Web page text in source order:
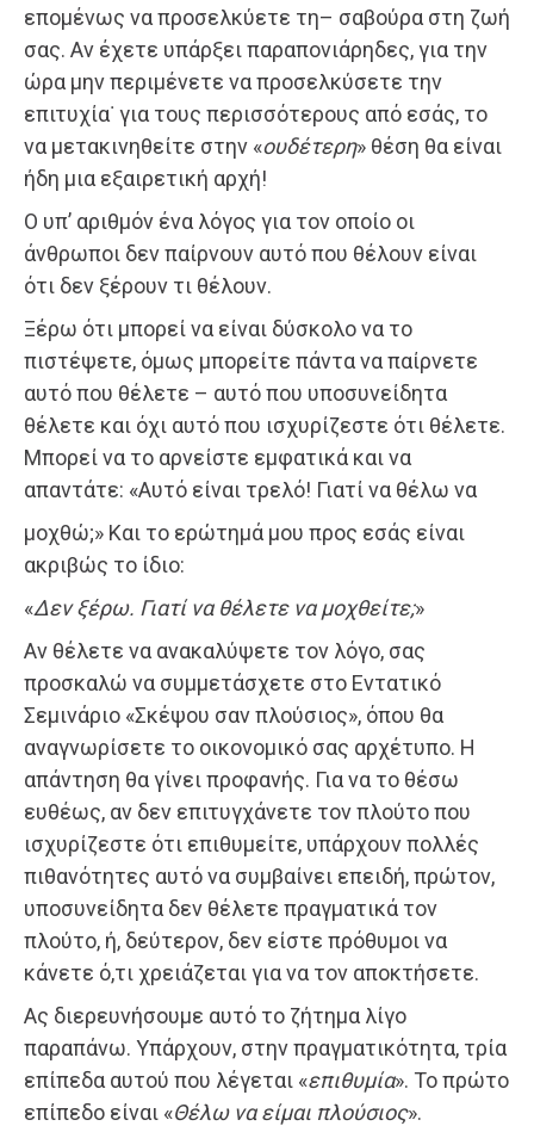
επομένως να προσελκύετε τη– σαβούρα στη ζωή
σας. Αν έχετε υπάρξει παραπονιάρηδες, για την
ώρα μην περιμένετε να προσελκύσετε την
επιτυχία˙ για τους περισσότερους από εσάς, το
να μετακινηθείτε στην «ουδέτερη» θέση θα είναι
ήδη μια εξαιρετική αρχή!
Ο υπ’ αριθμόν ένα λόγος για τον οποίο οι
άνθρωποι δεν παίρνουν αυτό που θέλουν είναι
ότι δεν ξέρουν τι θέλουν.
Ξέρω ότι μπορεί να είναι δύσκολο να το
πιστέψετε, όμως μπορείτε πάντα να παίρνετε
αυτό που θέλετε – αυτό που υποσυνείδητα
θέλετε και όχι αυτό που ισχυρίζεστε ότι θέλετε.
Μπορεί να το αρνείστε εμφατικά και να
απαντάτε: «Αυτό είναι τρελό! Γιατί να θέλω να
μοχθώ;» Και το ερώτημά μου προς εσάς είναι
ακριβώς το ίδιο:
«Δεν ξέρω. Γιατί να θέλετε να μοχθείτε;»
Αν θέλετε να ανακαλύψετε τον λόγο, σας
προσκαλώ να συμμετάσχετε στο Εντατικό
Σεμινάριο «Σκέψου σαν πλούσιος», όπου θα
αναγνωρίσετε το οικονομικό σας αρχέτυπο. Η
απάντηση θα γίνει προφανής. Για να το θέσω
ευθέως, αν δεν επιτυγχάνετε τον πλούτο που
ισχυρίζεστε ότι επιθυμείτε, υπάρχουν πολλές
πιθανότητες αυτό να συμβαίνει επειδή, πρώτον,
υποσυνείδητα δεν θέλετε πραγματικά τον
πλούτο, ή, δεύτερον, δεν είστε πρόθυμοι να
κάνετε ό,τι χρειάζεται για να τον αποκτήσετε.
Ας διερευνήσουμε αυτό το ζήτημα λίγο
παραπάνω. Υπάρχουν, στην πραγματικότητα, τρία
επίπεδα αυτού που λέγεται «επιθυμία». Το πρώτο
επίπεδο είναι «Θέλω να είμαι πλούσιος».